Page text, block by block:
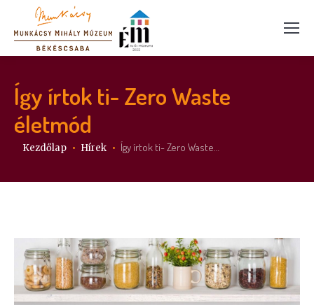
Így írtok ti- Zero Waste
életmód
Itt vagy:
Kezdőlap Hírek Így írtok ti- Zero Waste…